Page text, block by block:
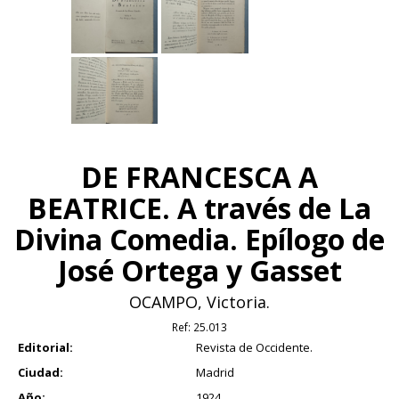
DE FRANCESCA A
BEATRICE. A través de La
Divina Comedia. Epílogo de
José Ortega y Gasset
OCAMPO, Victoria.
Ref: 25.013
Editorial:
Revista de Occidente.
Ciudad:
Madrid